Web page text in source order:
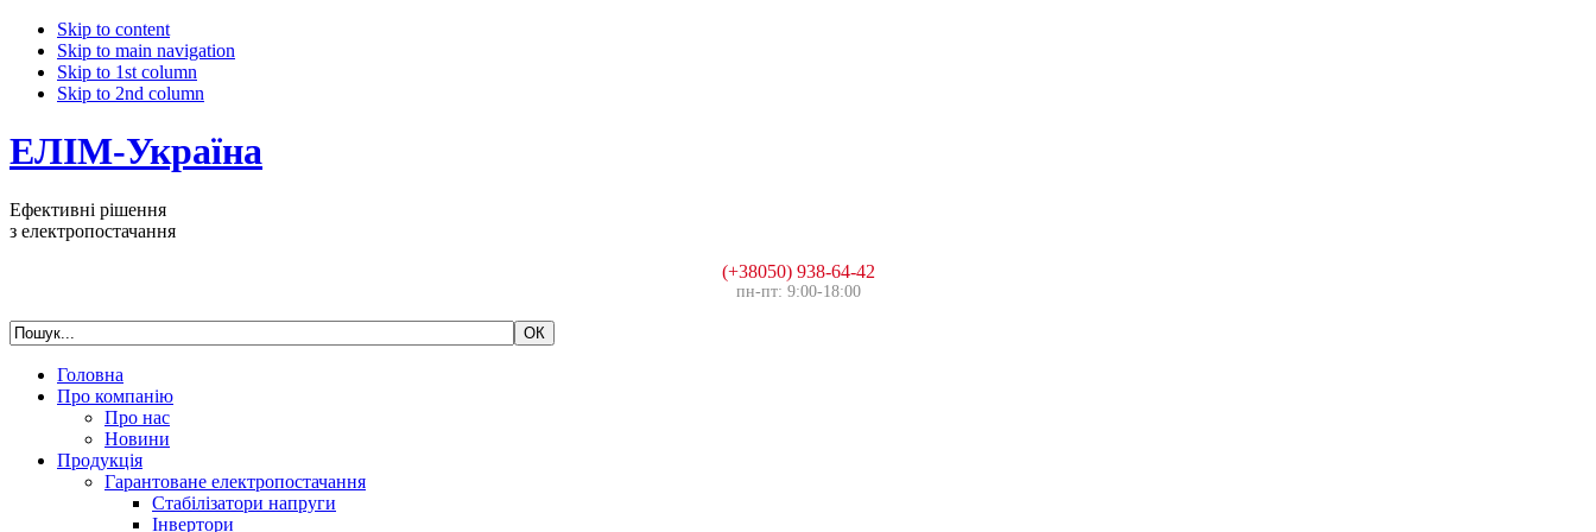
Skip to content
Skip to main navigation
Skip to 1st column
Skip to 2nd column
ЕЛІМ-Україна
Ефективні рішення
з електропостачання
(+38050) 938-64-42
пн-пт: 9:00-18:00
Головна
Про компанію
Про нас
Новини
Продукція
Гарантоване електропостачання
Стабілізатори напруги
Інвертори